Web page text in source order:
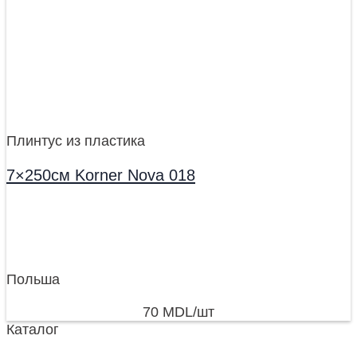
Плинтус из пластика
7×250см Korner Nova 018
Польша
70 MDL/шт
Каталог